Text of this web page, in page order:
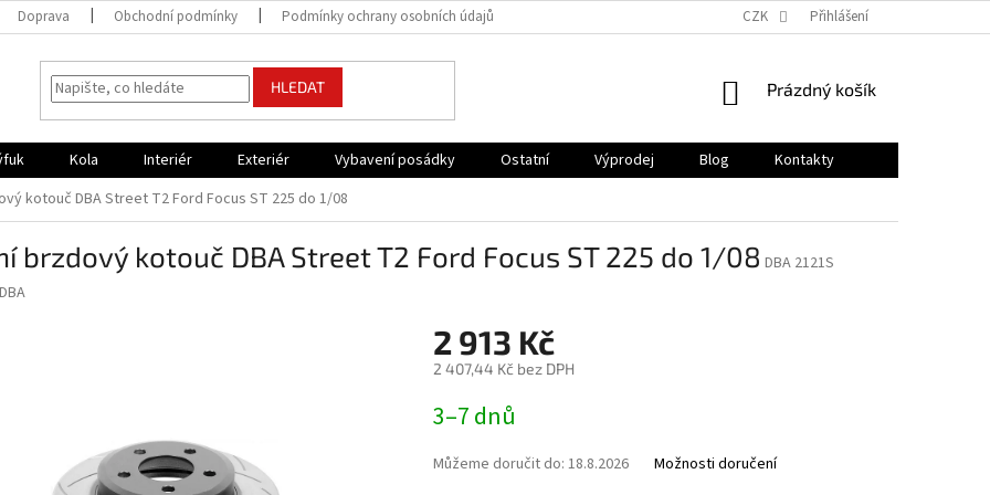
Doprava Obchodní podmínky Podmínky ochrany osobních údajů CZK Přihlášení
HLEDAT
NÁKUPNÍ
Prázdný košík
Kola Interiér Exteriér Vybavení posádky Ostatní Výprodej Blog
Kontakty
kotouč DBA Street T2 Ford Focus ST 225 do 1/08
brzdový kotouč DBA Street T2 Ford Focus ST 225 do 1/08 DBA 2121S
DBA
2 913 Kč
2 407,44 Kč bez DPH
cena:
3–7 dnů
Můžeme doručit do: 18.8.2026 Možnosti doručení